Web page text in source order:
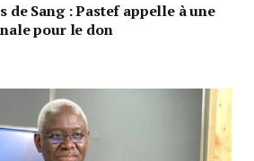
de Sang : Pastef appelle à une
pour le don